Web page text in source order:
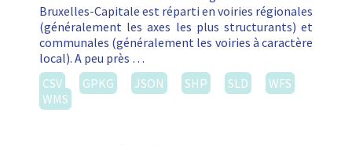
Bruxelles-Capitale est réparti en voiries régionales
(généralement les axes les plus structurants) et
communales (généralement les voiries à caractère
local). A peu près …
CSV
GPKG JSON SHP SLD
WFS
WMS